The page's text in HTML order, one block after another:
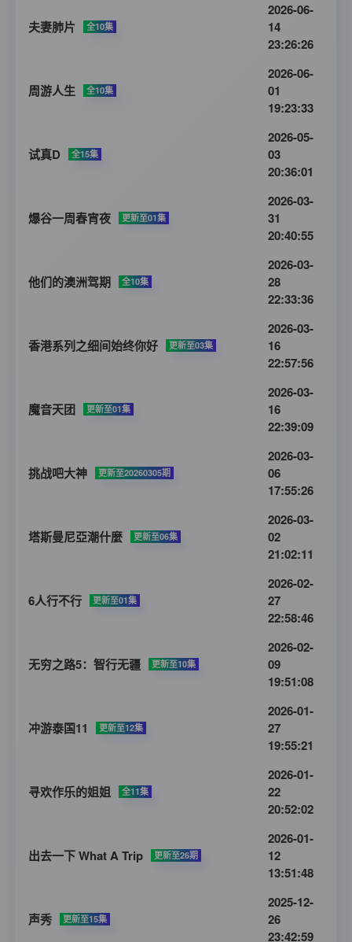
夫妻肺片 全10集
2026-06-
14
23:26:26
周游人生 全10集
2026-06-
01
19:23:33
试真D 全15集
2026-05-
03
20:36:01
爆谷一周春宵夜 更新至01集
2026-03-
31
20:40:55
他们的澳洲驾期 全10集
2026-03-
28
22:33:36
香港系列之细间始终你好 更新至03集
2026-03-
16
22:57:56
魔音天团 更新至01集
2026-03-
16
22:39:09
挑战吧大神 更新至20260305期
2026-03-
06
17:55:26
塔斯曼尼亞潮什麼 更新至06集
2026-03-
02
21:02:11
6人行不行 更新至01集
2026-02-
27
22:58:46
无穷之路5：智行无疆 更新至10集
2026-02-
09
19:51:08
冲游泰国11 更新至12集
2026-01-
27
19:55:21
寻欢作乐的姐姐 全11集
2026-01-
22
20:52:02
出去一下 What A Trip 更新至26期
2026-01-
12
13:51:48
声秀 更新至15集
2025-12-
26
23:42:59